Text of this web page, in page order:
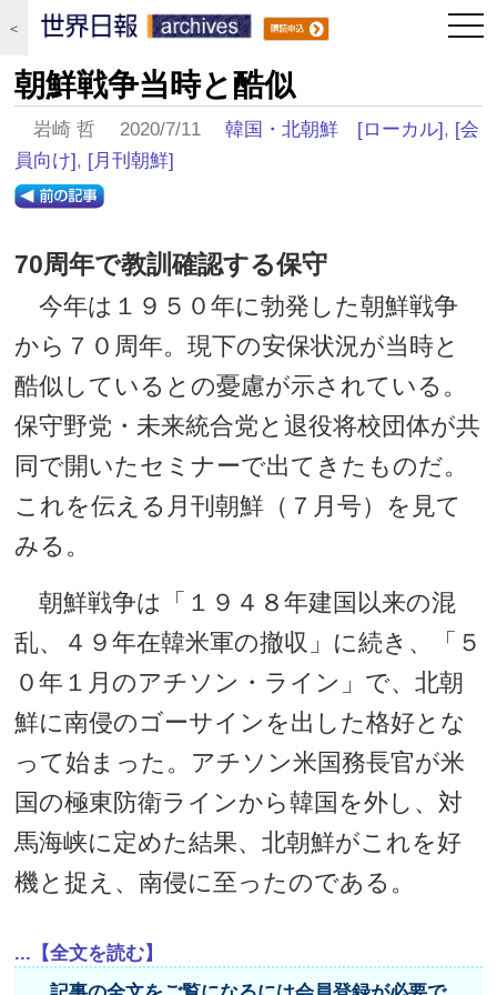
＜
朝鮮戦争当時と酷似
岩崎 哲 2020/7/11韓国・北朝鮮 [ローカル], [会
員向け], [月刊朝鮮]
70周年で教訓確認する保守
今年は１９５０年に勃発した朝鮮戦争
から７０周年。現下の安保状況が当時と
酷似しているとの憂慮が示されている。
保守野党・未来統合党と退役将校団体が共
同で開いたセミナーで出てきたものだ。
これを伝える月刊朝鮮（７月号）を見て
みる。
朝鮮戦争は「１９４８年建国以来の混
乱、４９年在韓米軍の撤収」に続き、「５
０年１月のアチソン・ライン」で、北朝
鮮に南侵のゴーサインを出した格好とな
って始まった。アチソン米国務長官が米
国の極東防衛ラインから韓国を外し、対
馬海峡に定めた結果、北朝鮮がこれを好
機と捉え、南侵に至ったのである。
...【全文を読む】